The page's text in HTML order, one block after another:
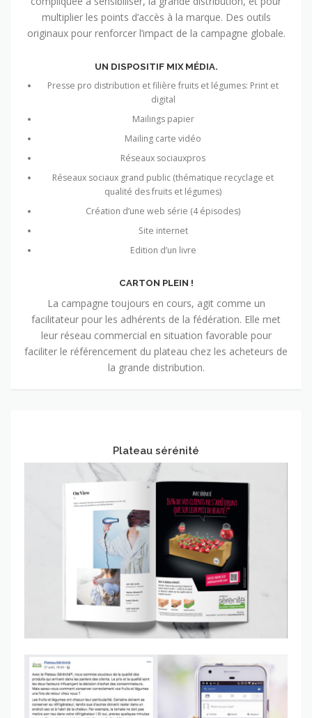
multiplier les points d’accès à la marque. Des outils
originaux pour renforcer l’impact de la campagne globale.
UN DISPOSITIF MIX MÉDIA.
Presse pro distribution et filière fruits et légumes: Print et
digital
Mailings papier
Mailing carte vidéo
Réseaux sociauxpros
Réseaux sociaux grand public (thématique recyclage et
qualité des fruits et légumes)
Création d’une web série (4 épisodes)
Site internet
Edition d’un livre
CARTON PLEIN !
La campagne toujours en cours, agit comme un
facilitateur pour les adhérents de la fédération. Elle met
leur réseau commercial en situation favorable pour
faciliter le référencement du plateau chez les acheteurs de
la grande distribution.
Plateau sérénité